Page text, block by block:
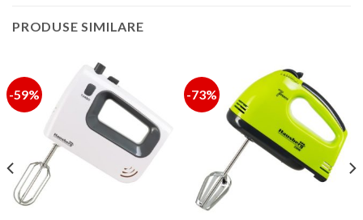
PRODUSE SIMILARE
-59% -73%